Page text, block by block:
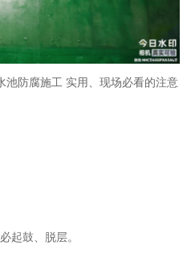
池防腐施工 实用、现场必看的注意
起鼓、脱层。